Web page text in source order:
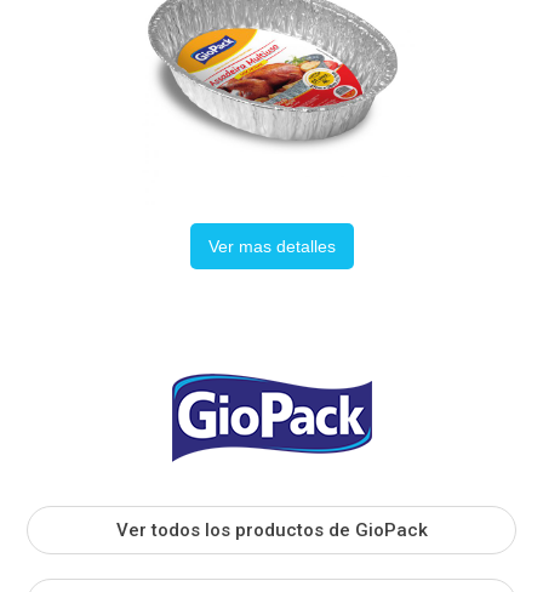
Ver mas detalles
Ver todos los productos de GioPack